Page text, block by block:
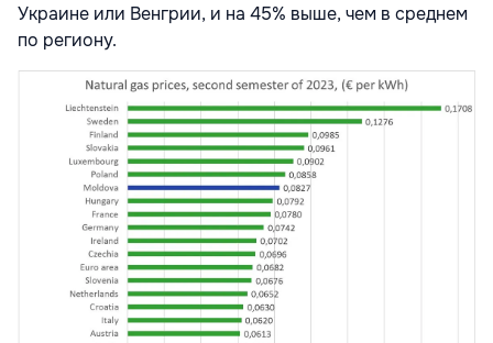
Украине или Венгрии, и на 45% выше, чем в среднем
по региону.